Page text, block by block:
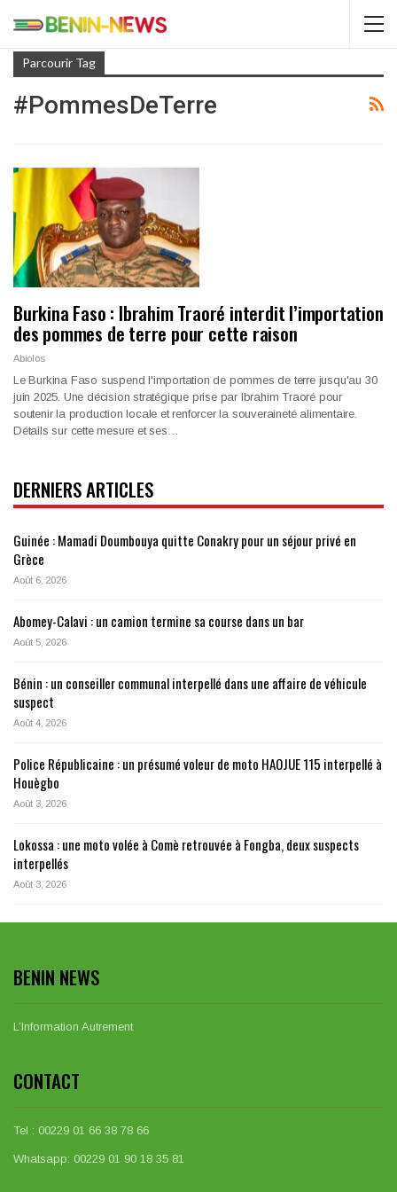
Parcourir Tag
#PommesDeTerre
Burkina Faso : Ibrahim Traoré interdit l’importation
des pommes de terre pour cette raison
Abiolos
Le Burkina Faso suspend l'importation de pommes de terre jusqu'au 30
juin 2025. Une décision stratégique prise par Ibrahim Traoré pour
soutenir la production locale et renforcer la souveraineté alimentaire.
Détails sur cette mesure et ses…
DERNIERS ARTICLES
Guinée : Mamadi Doumbouya quitte Conakry pour un séjour privé en
Grèce
Août 6, 2026
Abomey-Calavi : un camion termine sa course dans un bar
Août 5, 2026
Bénin : un conseiller communal interpellé dans une affaire de véhicule
suspect
Août 4, 2026
Police Républicaine : un présumé voleur de moto HAOJUE 115 interpellé à
Houègbo
Août 3, 2026
Lokossa : une moto volée à Comè retrouvée à Fongba, deux suspects
interpellés
Août 3, 2026
BENIN NEWS
L’Information Autrement
CONTACT
Tel : 00229 01 66 38 78 66
Whatsapp: 00229 01 90 18 35 81